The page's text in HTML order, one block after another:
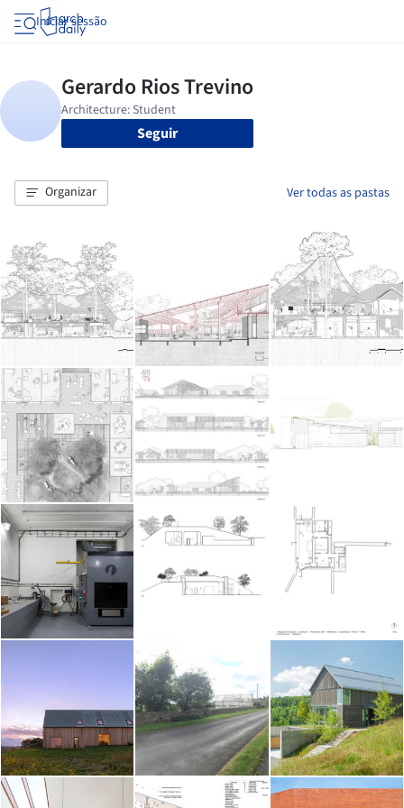
Iniciar sessão
Seguir
Organizar Ver todas as pastas